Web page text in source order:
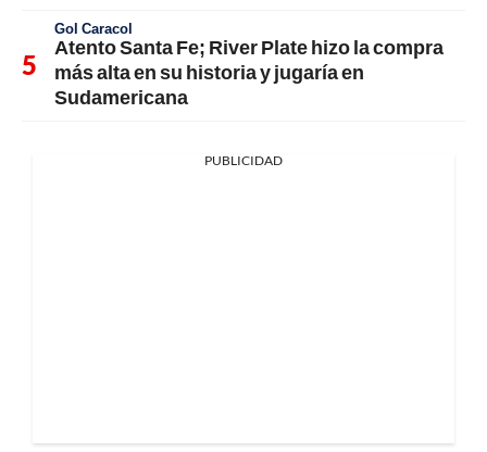
Gol Caracol
Atento Santa Fe; River Plate hizo la compra
más alta en su historia y jugaría en
Sudamericana
PUBLICIDAD